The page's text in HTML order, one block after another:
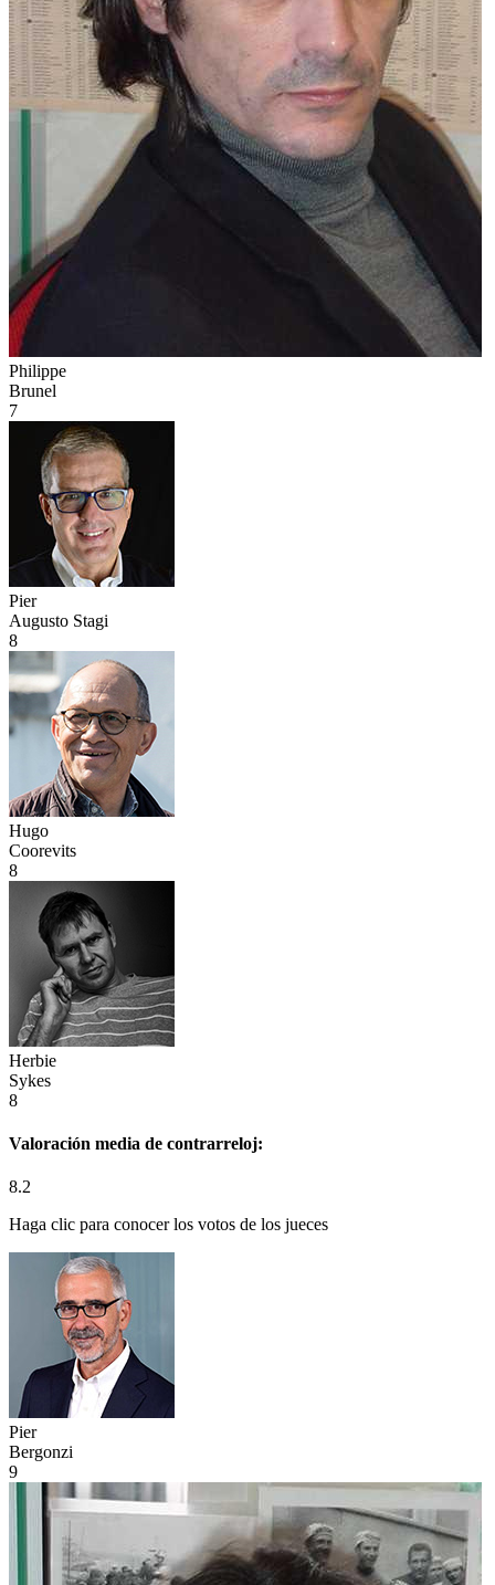
Philippe
Brunel
7
Pier
Augusto Stagi
8
Hugo
Coorevits
8
Herbie
Sykes
8
Valoración media de contrarreloj:
8.2
Haga clic para conocer los votos de los jueces
Pier
Bergonzi
9